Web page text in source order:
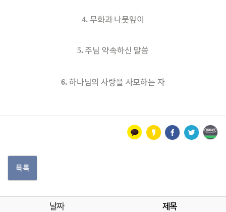
4. 무화과 나뭇잎이
5.주님 약속하신 말씀
6. 하나님의 사랑을 사모하는 자
목록
날짜 제목